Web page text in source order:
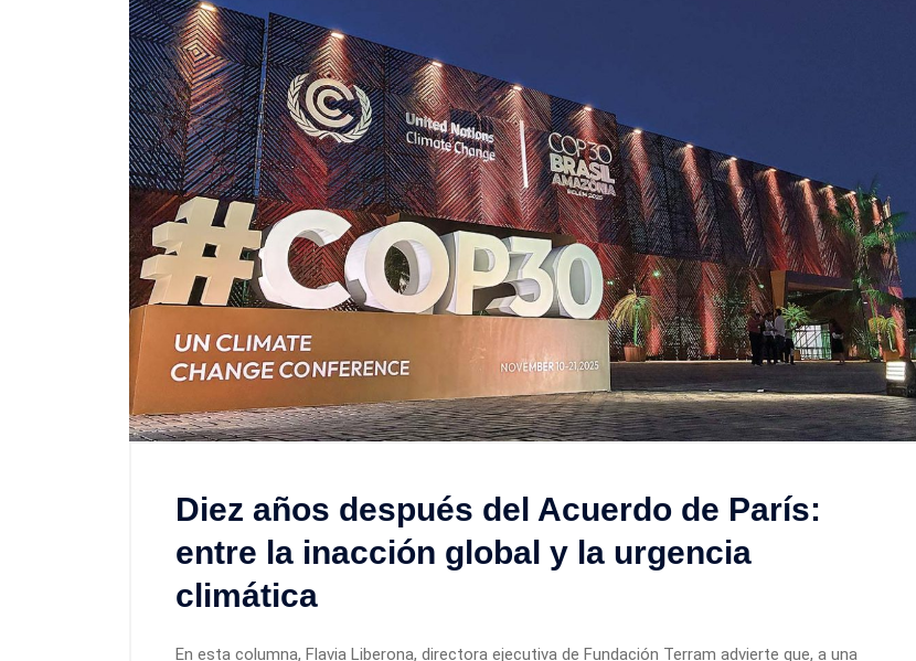
Diez años después del Acuerdo de París:
entre la inacción global y la urgencia
climática
En esta columna, Flavia Liberona, directora ejecutiva de Fundación Terram advierte que, a una